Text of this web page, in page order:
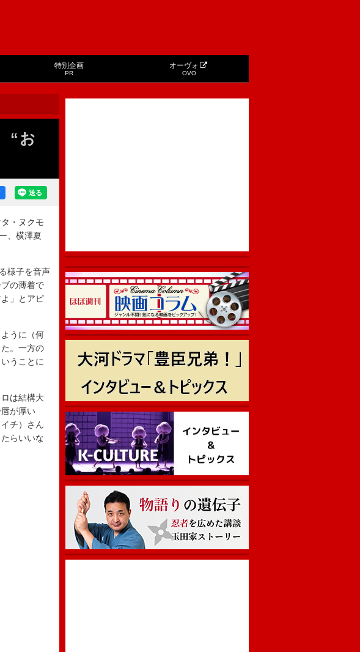
特別企画
PR
オーヴォ
OVO
“お
送る
・ヌクモ
、横澤夏
様子を音声
の薄着で
」とアピ
うに（何
。一方の
うことに
は結構大
が厚い
チ）さん
らいいな